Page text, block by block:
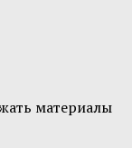
материалы